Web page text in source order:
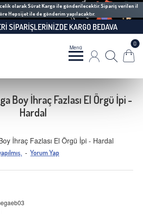
olarak Sürat Kargo ile gönderilecektir. Sipariş verilen il
Hepsijet ile de gönderim yapılacaktır.
SIPARIŞLERINIZDE KARGO BEDAVA
0
Boy İhraç Fazlası El Örgü İpi -
Hardal
- Yorum Yap